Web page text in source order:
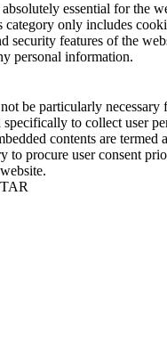
essential for the
only includes
security features of the
personal information.
be particularly necessary
to collect user
contents are termed
to procure user consent